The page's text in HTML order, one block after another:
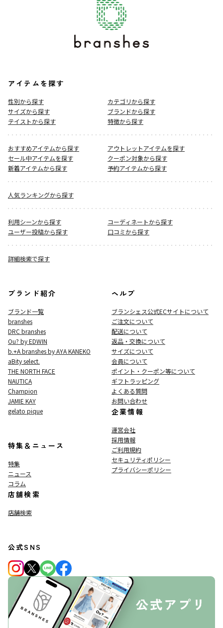
アイテムを探す
性別から探す
カテゴリから探す
サイズから探す
ブランドから探す
テイストから探す
特徴から探す
おすすめアイテムから探す
アウトレットアイテムを探す
セール中アイテムを探す
クーポン対象から探す
新着アイテムから探す
予約アイテムから探す
人気ランキングから探す
利用シーンから探す
コーディネートから探す
ユーザー投稿から探す
口コミから探す
詳細検索で探す
ブランド紹介
ブランド一覧
branshes
DRC branshes
Ou? by EDWIN
b.+A branshes by AYA KANEKO
aBity select.
THE NORTH FACE
NAUTICA
Champion
JAMIE KAY
gelato pique
特集＆ニュース
特集
ニュース
コラム
店舗検索
店舗検索
ヘルプ
ブランシェス公式ECサイトについて
ご注文について
配送について
返品・交換について
サイズについて
会員について
ポイント・クーポン等について
ギフトラッピング
よくある質問
お問い合わせ
企業情報
運営会社
採用情報
ご利用規約
セキュリティポリシー
プライバシーポリシー
公式SNS